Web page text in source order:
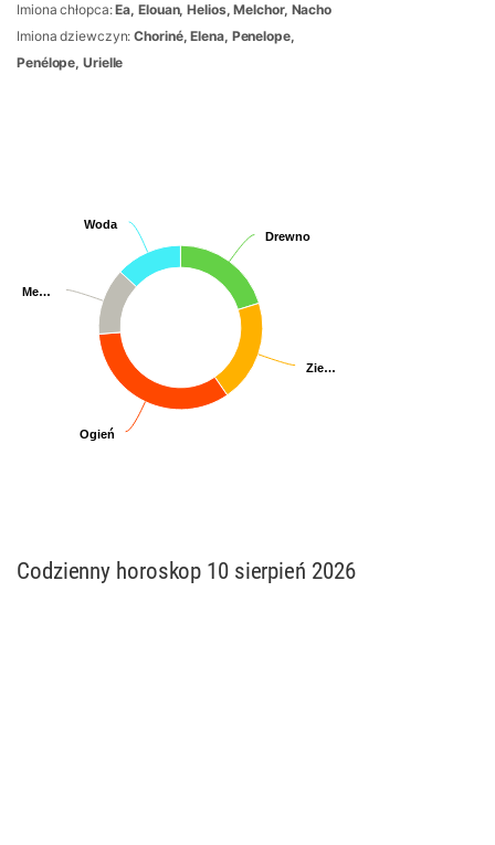
Imiona chłopca:Ea, Elouan, Helios, Melchor, Nacho
Imiona dziewczyn:Choriné, Elena, Penelope,
Penélope, Urielle
Drewno
Drewno
Zie…
Zie…
Ogień
Ogień
Me…
Me…
Woda
Woda
Codzienny horoskop 10 sierpień 2026